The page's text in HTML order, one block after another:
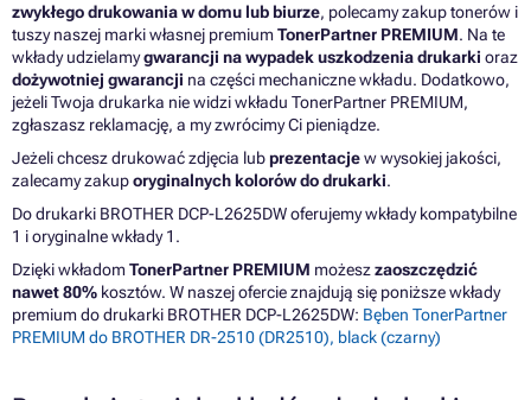
zwykłego drukowania w domu lub biurze, polecamy zakup tonerów i
tuszy naszej marki własnej premiumTonerPartner PREMIUM. Na te
wkłady udzielamygwarancji na wypadek uszkodzenia drukarki oraz
dożywotniej gwarancji na części mechaniczne wkładu. Dodatkowo,
jeżeli Twoja drukarka nie widzi wkładu TonerPartner PREMIUM,
zgłaszasz reklamację, a my zwrócimy Ci pieniądze.
Jeżeli chcesz drukować zdjęcia lubprezentacjew wysokiej jakości,
zalecamy zakuporyginalnych kolorów do drukarki.
Do drukarki BROTHER DCP-L2625DW oferujemy wkłady kompatybilne
1 i oryginalne wkłady 1.
Dzięki wkładomTonerPartner PREMIUM możeszzaoszczędzić
nawet 80% kosztów. W naszej ofercie znajdują się poniższe wkłady
premium do drukarki BROTHER DCP-L2625DW: Bęben TonerPartner
PREMIUM do BROTHER DR-2510 (DR2510), black (czarny)